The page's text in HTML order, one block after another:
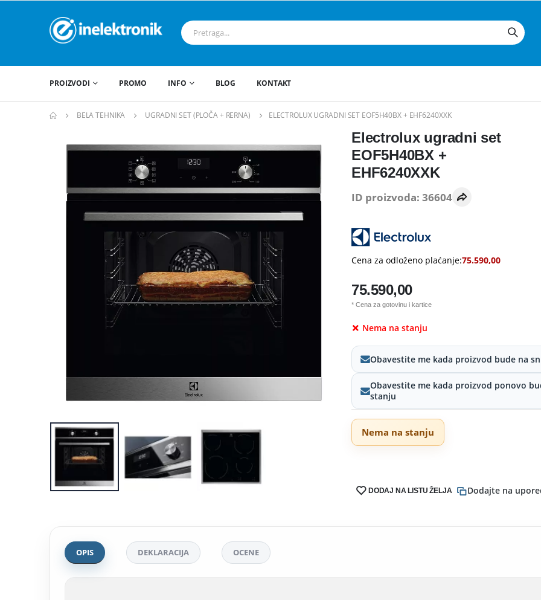
PROIZVODI PROMO INFO BLOG KONTAKT
BELA TEHNIKA UGRADNI SET (PLOČA + RERNA) ELECTROLUX UGRADNI SET EOF5H40BX + EHF6240XXK
Electrolux ugradni set
EOF5H40BX +
EHF6240XXK
ID proizvoda: 36604
Cena za odloženo plaćanje:75.590,00
75.590,00
* Cena za gotovinu i kartice
Nema na stanju
Obavestite me kada proizvod bude na
Obavestite me kada proizvod ponovo
stanju
Nema na stanju
DODAJ NA LISTU ŽELJA Dodajte na
OPIS DEKLARACIJA OCENE